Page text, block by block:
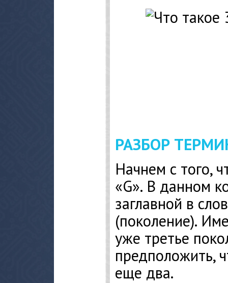
РАЗБОР
Начнем с того,
«G». В данном
заглавной в
(поколение).
уже третье
предположить,
еще два.